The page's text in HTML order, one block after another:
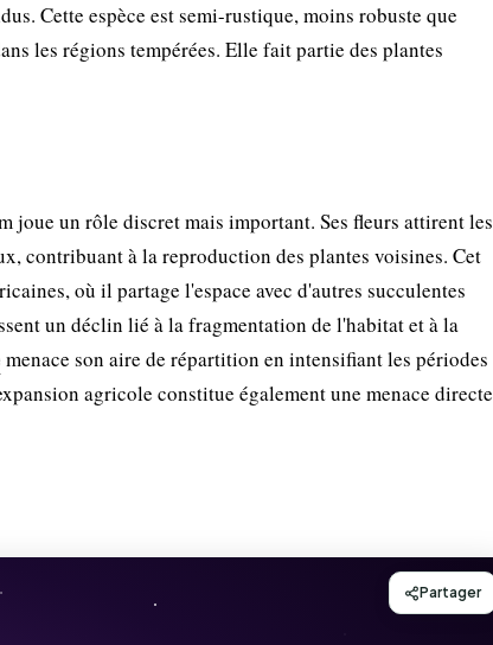
Cette espèce est semi-rustique, moins robuste que
les régions tempérées. Elle fait partie des plantes
joue un rôle discret mais important. Ses fleurs attirent les
contribuant à la reproduction des plantes voisines. Cet
où il partage l'espace avec d'autres succulentes
un déclin lié à la fragmentation de l'habitat et à la
menace son aire de répartition en intensifiant les périodes
agricole constitue également une menace directe